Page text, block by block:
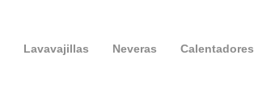
Lavavajillas Neveras Calentadores